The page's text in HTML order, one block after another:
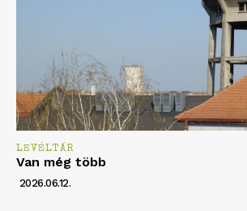
LEVÉLTÁR
Van még több
2026.06.12.